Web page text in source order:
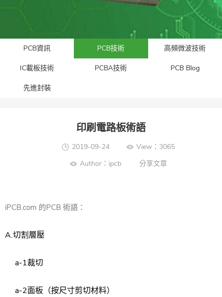
PCB資訊 PCB技術 高頻微波技術
IC載板技術 PCBA技術 PCB Blog
先進封裝​
印刷電路板術語
2019-09-24
View：3065
Author：ipcb 分享文章
iPCB.com 的PCB 術語：
A.切割層壓
a-1裁切
a-2面板（按尺寸剪切材料）